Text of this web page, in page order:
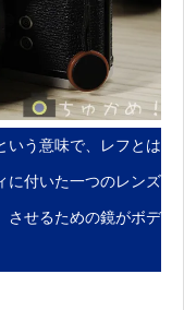
いう意味で、レフとは
に付いた一つのレンズ
させるための鏡がボデ